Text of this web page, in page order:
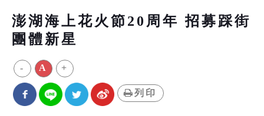
澎湖海上花火節20周年 招募踩街
團體新星
- A +
列印